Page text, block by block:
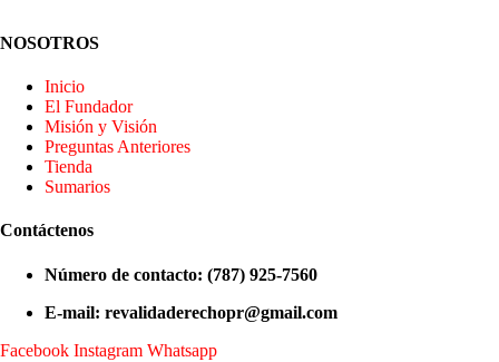
NOSOTROS
Inicio
El Fundador
Misión y Visión
Preguntas Anteriores
Tienda
Sumarios
Contáctenos
Número de contacto: (787) 925-7560
E-mail: revalidaderechopr@gmail.com
Facebook Instagram Whatsapp